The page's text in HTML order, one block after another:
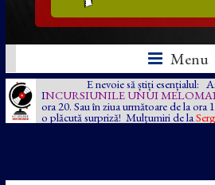
Menu
E nevoie să știți esențialul:
INCURSIUNILE UNUI
ora 20. Sau în ziua următoare de la ora
o plăcută surpriză! Mulțumiri de la